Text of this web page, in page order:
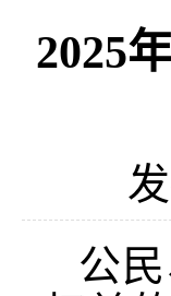
2025
公